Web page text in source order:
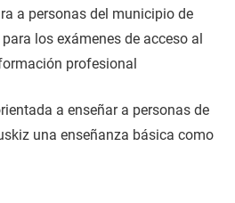
a personas del municipio de
los exámenes de acceso al
profesional
a enseñar a personas de
una enseñanza básica como